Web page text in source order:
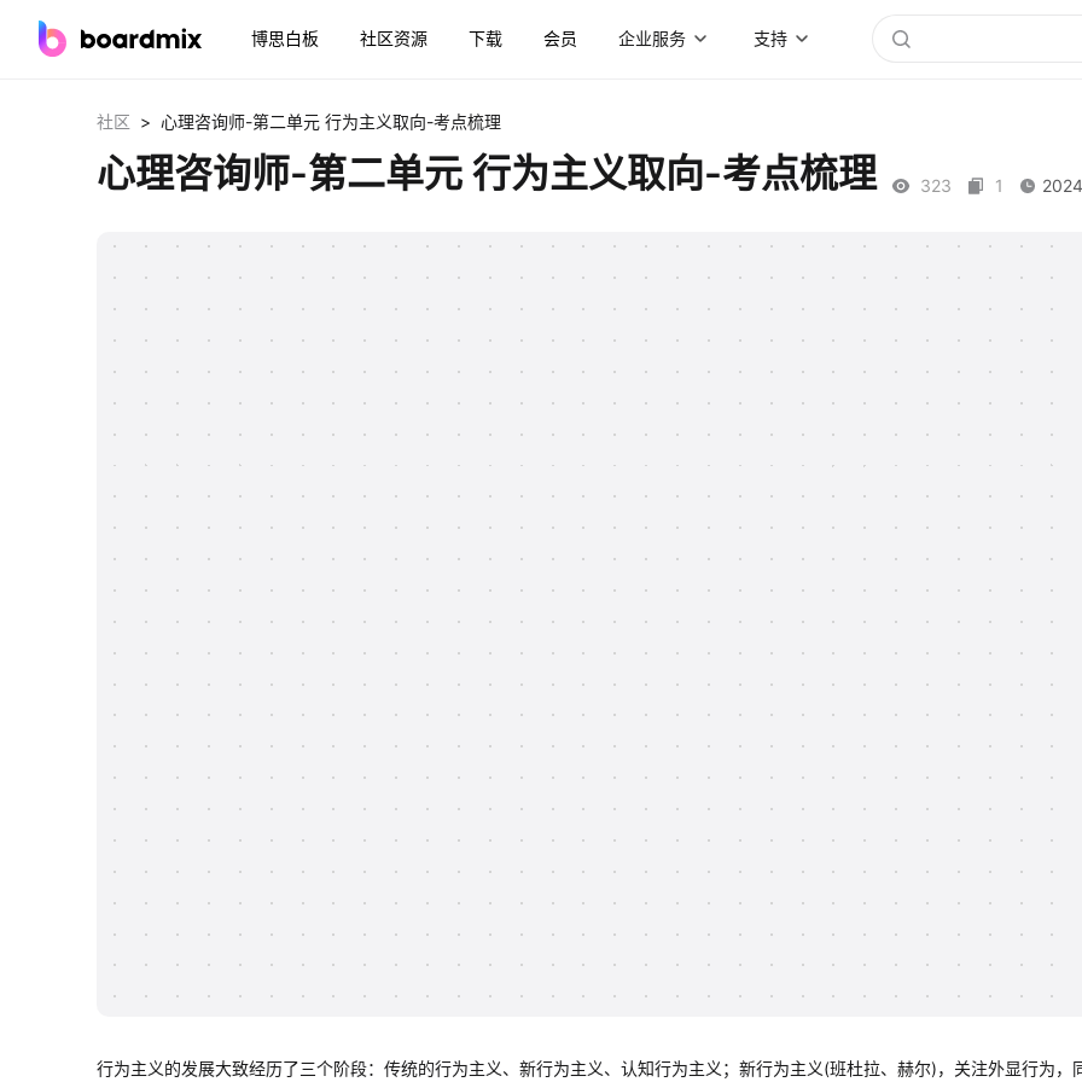
博思白板 社区资源 下载 会员 企业服务 支持
社区 > 心理咨询师-第二单元 行为主义取向-考点梳理
心理咨询师-第二单元 行为主义取向-考点梳理 323 1
行为主义的发展大致经历了三个阶段：传统的行为主义、新行为主义、认知行为主义；新行为主义(班杜拉、赫尔)，关注外显行为，